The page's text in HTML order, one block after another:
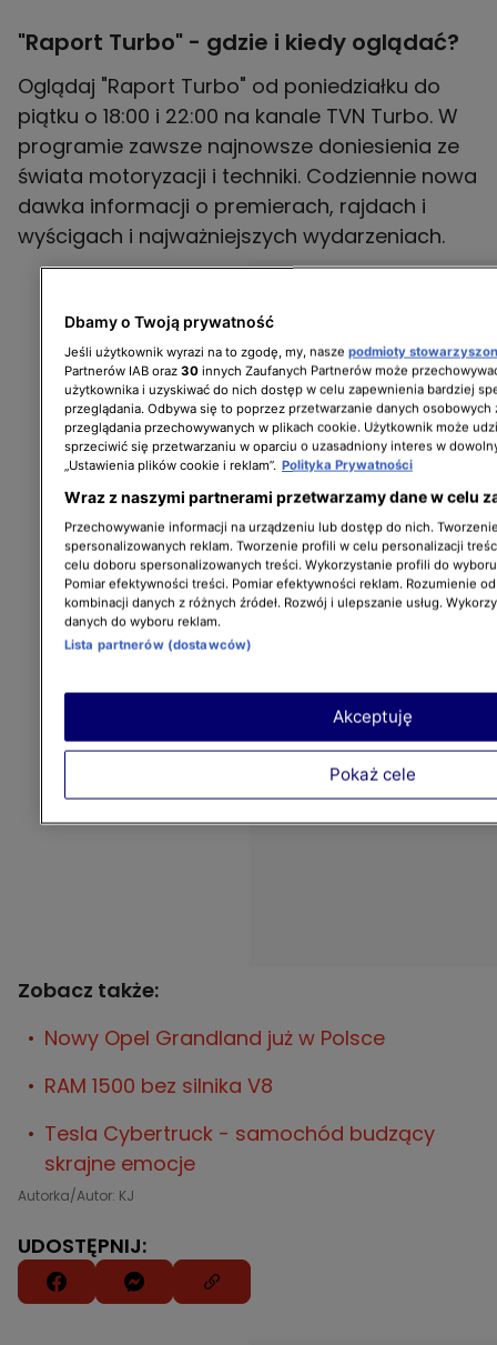
"Raport Turbo" - gdzie i kiedy oglądać?
Oglądaj "Raport Turbo" od poniedziałku do
piątku o 18:00 i 22:00 na kanale TVN Turbo. W
programie zawsze najnowsze doniesienia ze
świata motoryzacji i techniki. Codziennie nowa
dawka informacji o premierach, rajdach i
wyścigach i najważniejszych wydarzeniach.
Zobacz także:
Nowy Opel Grandland już w Polsce
RAM 1500 bez silnika V8
Tesla Cybertruck - samochód budzący
skrajne emocje
Autorka/Autor: KJ
UDOSTĘPNIJ:
Dbamy o Twoją prywatność
Jeśli użytkownik wyrazi na to zgodę, my, nasze podmioty
Partnerów IAB oraz 30 innych Zaufanych Partnerów może
użytkownika i uzyskiwać do nich dostęp w celu zapewnienia bardziej
przeglądania. Odbywa się to poprzez przetwarzanie danych osobowych
przeglądania przechowywanych w plikach cookie. Użytkownik może
sprzeciwić się przetwarzaniu w oparciu o uzasadniony interes w
„Ustawienia plików cookie i reklam”. Polityka Prywatności
Wraz z naszymi partnerami przetwarzamy dane w celu
Przechowywanie informacji na urządzeniu lub dostęp do nich.
spersonalizowanych reklam. Tworzenie profili w celu personalizacji
celu doboru spersonalizowanych treści. Wykorzystanie profili do
Pomiar efektywności treści. Pomiar efektywności reklam. Rozumienie
kombinacji danych z różnych źródeł. Rozwój i ulepszanie usług.
danych do wyboru reklam.
Lista partnerów (dostawców)
Pokaż cele
Akceptuję